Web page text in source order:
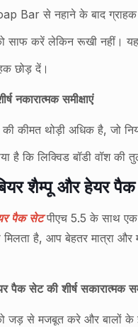
Bar से नहाने के बाद
साफ करें लेकिन रूखी नहीं।
छोड़ दें।
नकारात्मक समीक्षाएं
की कीमत थोड़ी अधिक है, जो
है कि लिक्विड बॉडी वॉश की
शैम्पू और हेयर
पैक सेट पीएच 5.5 के साथ एक
मिलता है, आप बेहतर मात्रा
सेट की शीर्ष सकारात्मक
जड़ से मजबूत करे और बालों